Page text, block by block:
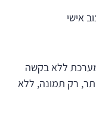
ללא בקשה
רק תמונה, ללא